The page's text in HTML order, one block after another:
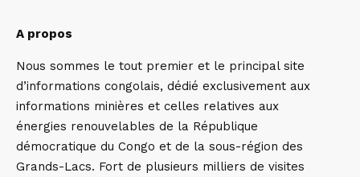
A propos
Nous sommes le tout premier et le principal site
d’informations congolais, dédié exclusivement aux
informations minières et celles relatives aux
énergies renouvelables de la République
démocratique du Congo et de la sous-région des
Grands-Lacs. Fort de plusieurs milliers de visites